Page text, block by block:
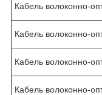
Кабель волоконно-
Кабель волоконно-
Кабель волоконно-
Кабель волоконно-